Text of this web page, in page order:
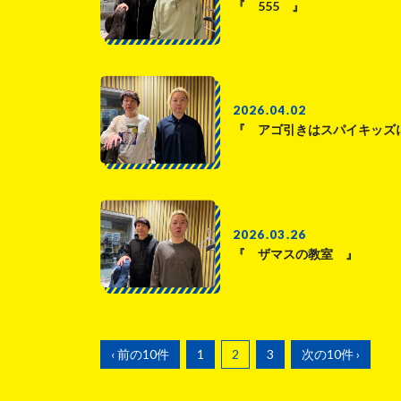
『 555 』
2026.04.02
『 アゴ引きはスパイキッズ
2026.03.26
『 ザマスの教室 』
‹ 前の10件 1 2 3 次の10件 ›